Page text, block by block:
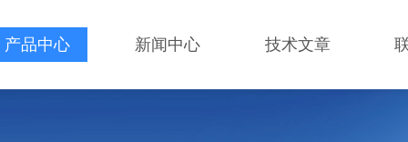
产品中心 新闻中心 技术文章